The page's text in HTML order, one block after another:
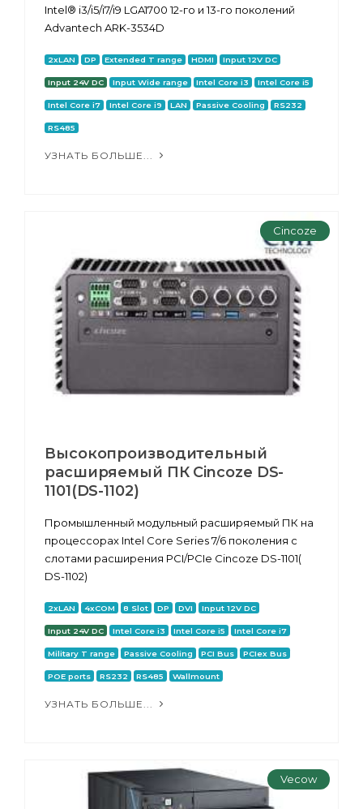
Intel® i3/i5/i7/i9 LGA1700 12-го и 13-го поколений
Advantech ARK-3534D
2xLAN DP Extended T range HDMI Input 12V DC
Input 24V DC Input Wide range Intel Core i3 Intel Core i5
Intel Core i7 Intel Core i9 LAN Passive Cooling RS232
RS485
УЗНАТЬ БОЛЬШЕ...
Cincoze
Высокопроизводительный
расширяемый ПК Cincoze DS-
1101(DS-1102)
Промышленный модульный расширяемый ПК на
процессорах Intel Core Series 7/6 поколения с
слотами расширения PCI/PCIe Cincoze DS-1101(
DS-1102)
2xLAN 4xCOM 8 Slot DP DVI Input 12V DC
Input 24V DC Intel Core i3 Intel Core i5 Intel Core i7
Military T range Passive Cooling PCI Bus PCIex Bus
POE ports RS232 RS485 Wallmount
УЗНАТЬ БОЛЬШЕ...
Vecow